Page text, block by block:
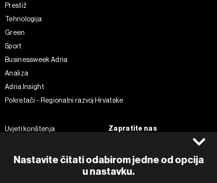
Nastavite čitati odabirom jedne od opcija
u nastavku.
Prestiž
Tehnologija
Green
Sport
Businessweek Adria
Analiza
Adria Insight
Pokretači - Regionalni razvoj Hrvatske
Uvjeti korištenja
Politika kolačića
Zapratite nas
Instagram
Twitter